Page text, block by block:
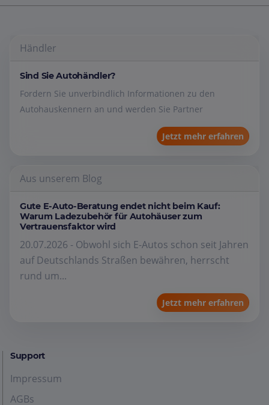
Händler
Sind Sie Autohändler?
Fordern Sie unverbindlich Informationen zu den
Autohauskennern an und werden Sie Partner
Jetzt mehr erfahren
Aus unserem Blog
Gute E-Auto-Beratung endet nicht beim Kauf:
Warum Ladezubehör für Autohäuser zum
Vertrauensfaktor wird
20.07.2026 - Obwohl sich E-Autos schon seit Jahren
auf Deutschlands Straßen bewähren, herrscht
rund um...
Jetzt mehr erfahren
Support
Impressum
AGBs